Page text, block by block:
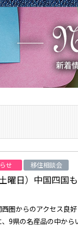
せ 移住相談会
曜日）中国四国
西圏からのアクセス良
、9県の名産品の中から